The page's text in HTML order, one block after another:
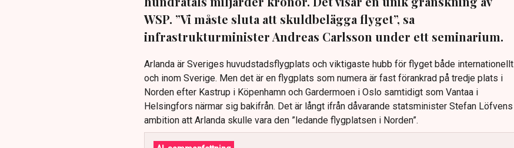
WSP. ”Vi måste sluta att skuldbelägga flyget”, sa
infrastrukturminister Andreas Carlsson under ett seminarium.
Arlanda är Sveriges huvudstadsflygplats och viktigaste hubb för flyget både internationellt
och inom Sverige. Men det är en flygplats som numera är fast förankrad på tredje plats i
Norden efter Kastrup i Köpenhamn och Gardermoen i Oslo samtidigt som Vantaa i
Helsingfors närmar sig bakifrån. Det är långt ifrån dåvarande statsminister Stefan Löfvens
ambition att Arlanda skulle vara den ”ledande flygplatsen i Norden”.